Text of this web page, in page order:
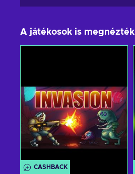
A játékosok is megnézték
CASHBACK